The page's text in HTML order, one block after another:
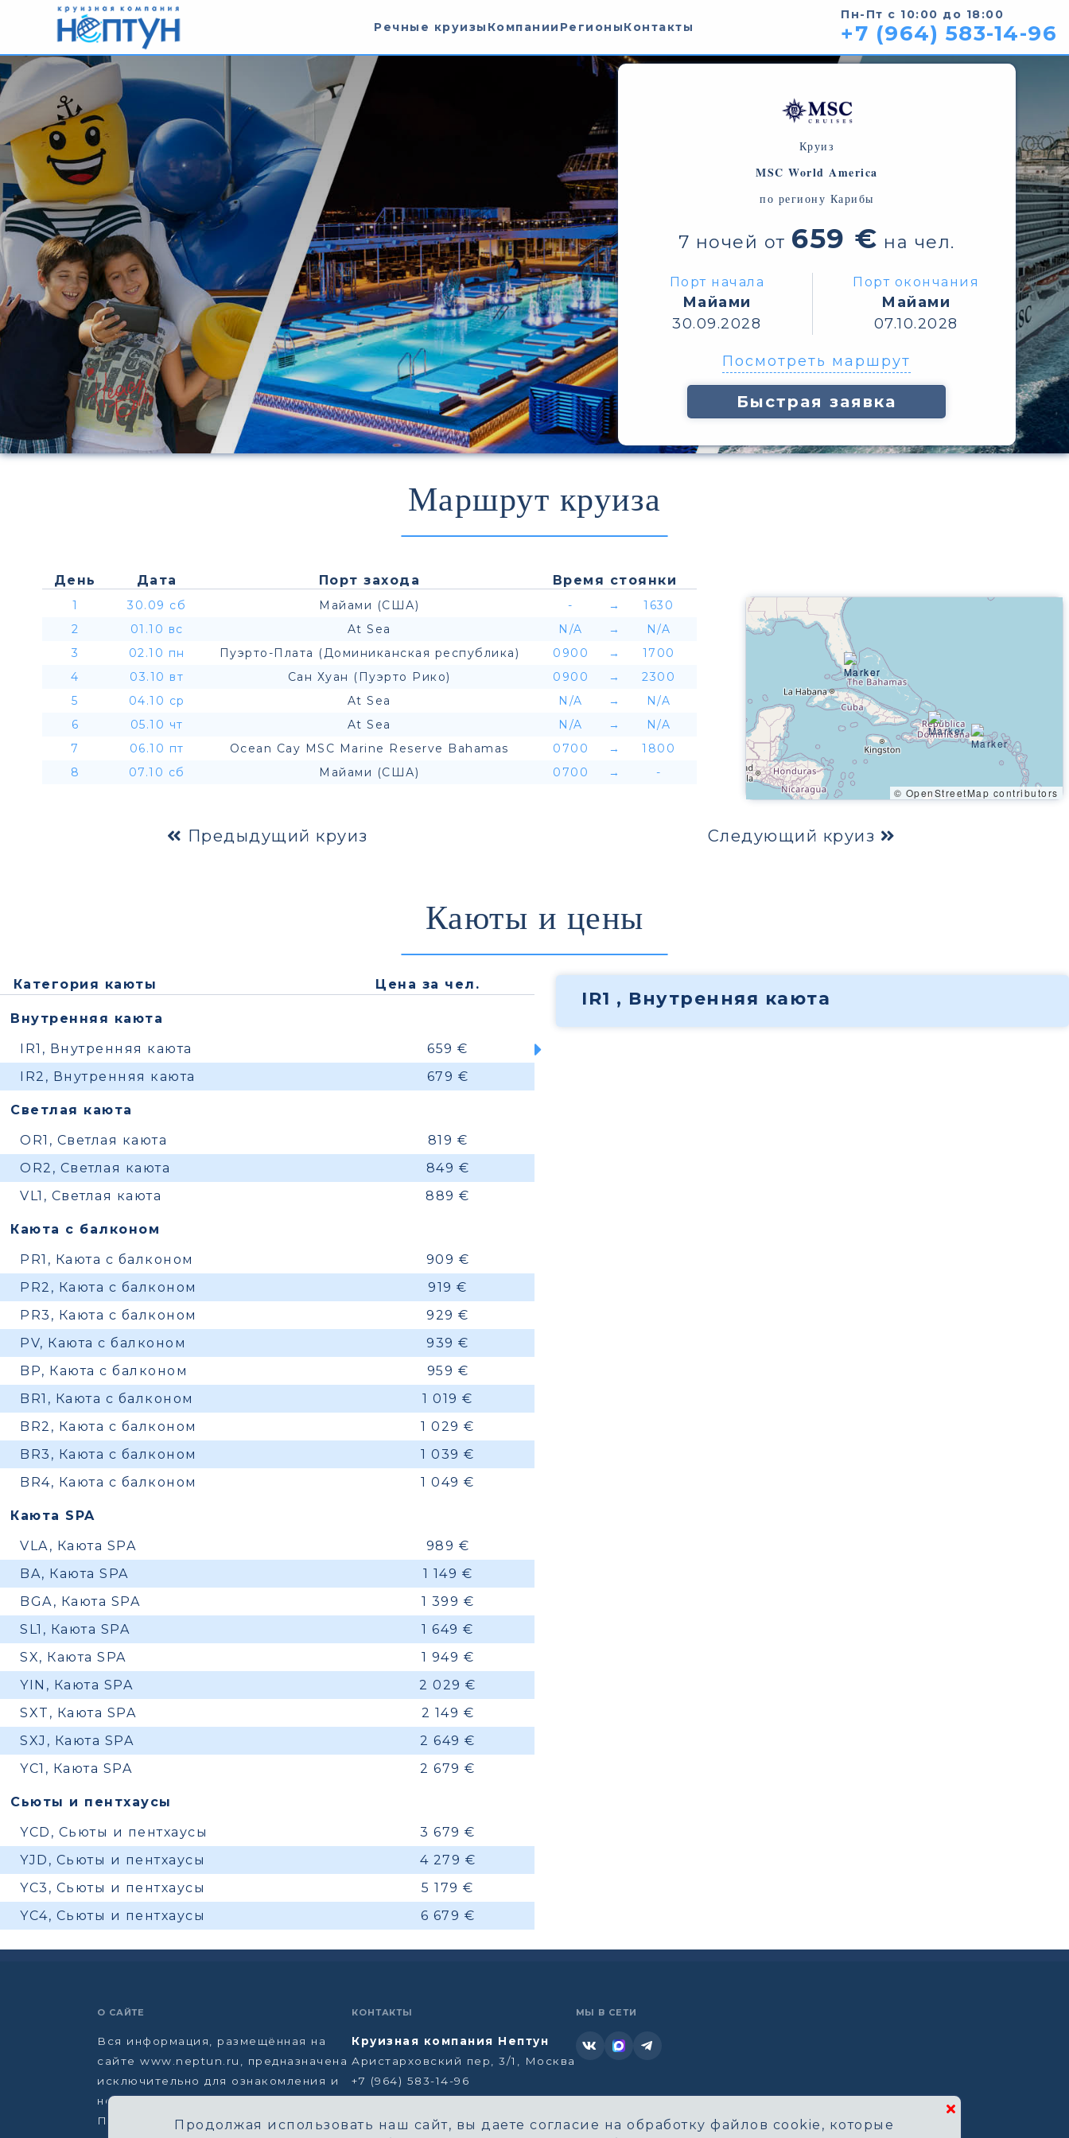
Речные круизы Компании РегионыКонтакты
Пн-Пт с 10:00 до 18:00
+7 (964) 583-14-96
Круиз
MSC World America
по региону Карибы
7 ночей от 659 € на чел.
Порт начала
Майами
30.09.2028
Порт окончания
Майами
07.10.2028
Посмотреть маршрут
Быстрая заявка
Маршрут круиза
День Дата Порт захода Время стоянки
1 30.09 сб Майами (США) - →
1630
2
01.10 вс At Sea N/A →
N/A
3
02.10 пн Пуэрто-Плата (Доминиканская республика) 0900 →
1700
4
03.10 вт Сан Хуан (Пуэрто Рико) 0900 →
2300
5
04.10 ср At Sea N/A →
N/A
6
05.10 чт At Sea N/A →
N/A
7
06.10 пт Ocean Cay MSC Marine Reserve Bahamas 0700 →
1800
8
07.10 сб Майами (США) 0700 → -
© OpenStreetMap contributors
Предыдущий круиз Следующий круиз
Каюты и цены
Категория каюты Цена за чел.
Внутренняя каюта
IR1, Внутренняя каюта
659 €
IR2, Внутренняя каюта
679 €
Светлая каюта
OR1, Светлая каюта
819 €
OR2, Светлая каюта
849 €
VL1, Светлая каюта
889 €
Каюта с балконом
PR1, Каюта с балконом
909 €
PR2, Каюта с балконом
919 €
PR3, Каюта с балконом
929 €
PV, Каюта с балконом
939 €
BP, Каюта с балконом
959 €
BR1, Каюта с балконом
1 019 €
BR2, Каюта с балконом
1 029 €
BR3, Каюта с балконом
1 039 €
BR4, Каюта с балконом
1 049 €
Каюта SPA
VLA, Каюта SPA
989 €
BA, Каюта SPA
1 149 €
BGA, Каюта SPA
1 399 €
SL1, Каюта SPA
1 649 €
SX, Каюта SPA
1 949 €
YIN, Каюта SPA
2 029 €
SXT, Каюта SPA
2 149 €
SXJ, Каюта SPA
2 649 €
YC1, Каюта SPA
2 679 €
Сьюты и пентхаусы
YCD, Сьюты и пентхаусы
3 679 €
YJD, Сьюты и пентхаусы
4 279 €
YC3, Сьюты и пентхаусы
5 179 €
YC4, Сьюты и пентхаусы
6 679 €
IR1 , Внутренняя каюта
О САЙТЕ
Вся информация, размещённая на
сайте www.neptun.ru, предназначена
исключительно для ознакомления и
не является офертой.
Политика конфиденциальности →
КОНТАКТЫ
Круизная компания Нептун
Аристарховский пер, 3/1, Москва
+7 (964) 583-14-96
МЫ В СЕТИ
Продолжая использовать наш сайт, вы даете согласие на обработку файлов cookie, которые